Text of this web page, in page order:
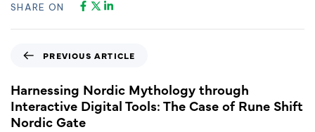
SHARE ON
PREVIOUS ARTICLE
Harnessing Nordic Mythology through
Interactive Digital Tools: The Case of Rune Shift
Nordic Gate